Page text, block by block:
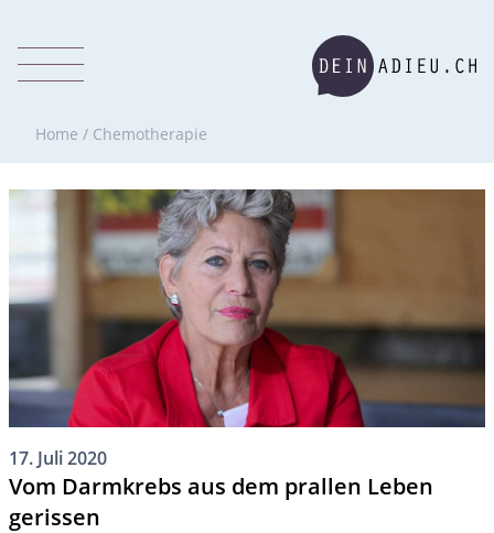
Home / Chemotherapie
17. Juli 2020
Vom Darmkrebs aus dem prallen Leben
gerissen